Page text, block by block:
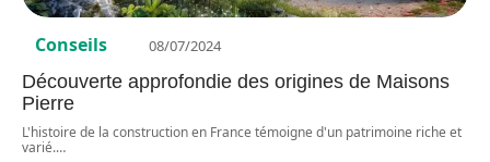
Conseils 08/07/2024
Découverte approfondie des origines de Maisons
Pierre
L'histoire de la construction en France témoigne d'un patrimoine riche et
varié.…